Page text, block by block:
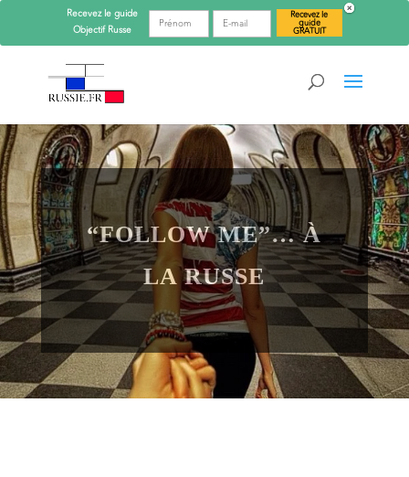
“FOLLOW ME”… À
LA RUSSE
Recevez le guide
ObjectifRusse
Recevez le
guide
GRATUIT